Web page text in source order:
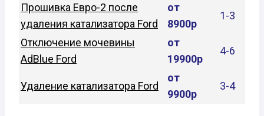
Прошивка Евро-2 после
удаления катализатора Ford
от
8900р
1-3
Отключение мочевины
AdBlue Ford
от
19900р
4-6
Удаление катализатора Ford
от
9900р
3-4